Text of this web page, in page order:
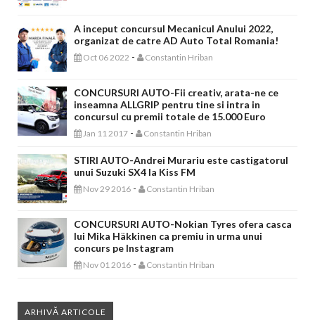
A inceput concursul Mecanicul Anului 2022,
organizat de catre AD Auto Total Romania!
Oct 06 2022 - Constantin Hriban
CONCURSURI AUTO-Fii creativ, arata-ne ce
inseamna ALLGRIP pentru tine si intra in
concursul cu premii totale de 15.000 Euro
Jan 11 2017 - Constantin Hriban
STIRI AUTO-Andrei Murariu este castigatorul
unui Suzuki SX4 la Kiss FM
Nov 29 2016 - Constantin Hriban
CONCURSURI AUTO-Nokian Tyres ofera casca
lui Mika Häkkinen ca premiu in urma unui
concurs pe Instagram
Nov 01 2016 - Constantin Hriban
ARHIVĂ ARTICOLE